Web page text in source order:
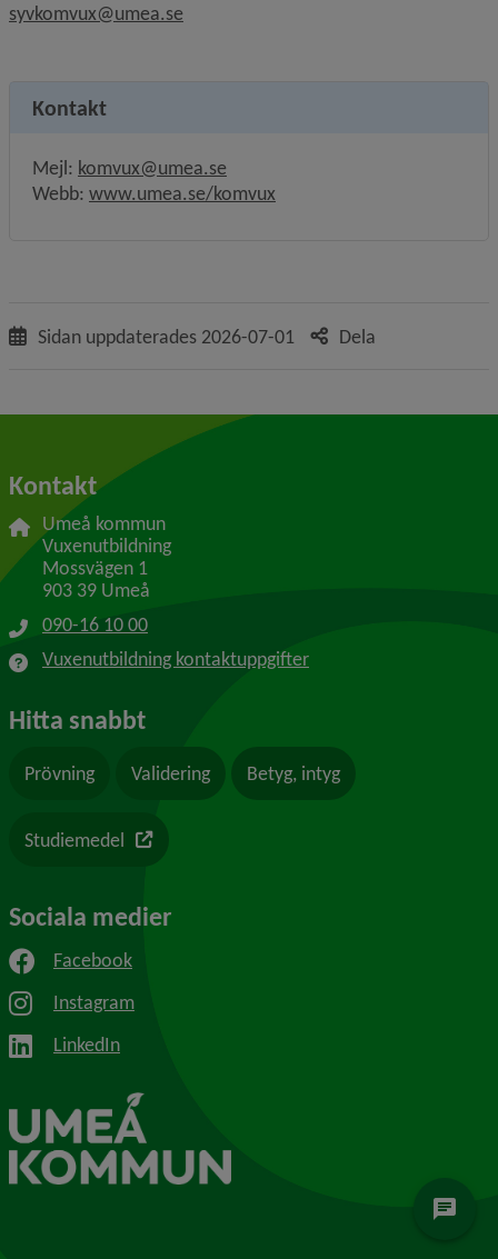
syvkomvux@umea.se
Kontakt
Mejl: komvux@umea.se
Webb: www.umea.se/komvux
Sidan uppdaterades 2026-07-01 Dela
Kontakt
Umeå kommun
Vuxenutbildning
Mossvägen 1
903 39 Umeå
090-16 10 00
Vuxenutbildning kontaktuppgifter
Hitta snabbt
Prövning Validering Betyg, intyg
Studiemedel Länk till en annan webbplats
Sociala medier
Facebook
Instagram
LinkedIn
chat